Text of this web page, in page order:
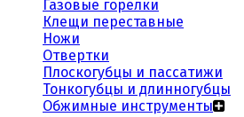
Газовые горелки
Клещи переставные
Ножи
Отвертки
Плоскогубцы и пассатижи
Тонкогубцы и длинногубцы
Обжимные инструменты